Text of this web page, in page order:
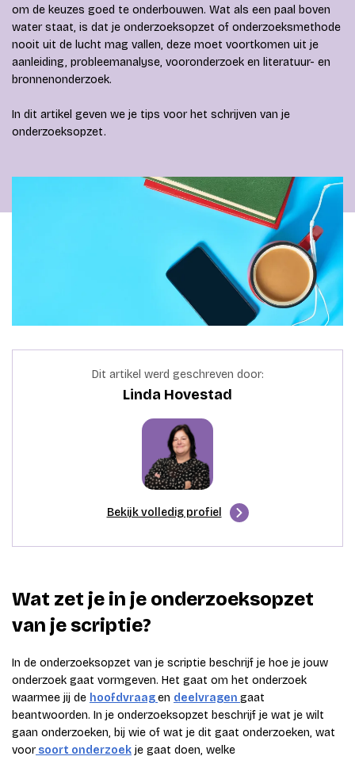
om de keuzes goed te onderbouwen. Wat als een paal boven
water staat, is dat je onderzoeksopzet of onderzoeksmethode
nooit uit de lucht mag vallen, deze moet voortkomen uit je
aanleiding, probleemanalyse, vooronderzoek en literatuur- en
bronnenonderzoek.
In dit artikel geven we je tips voor het schrijven van je
onderzoeksopzet.
Dit artikel werd geschreven door:
Linda Hovestad
Bekijk volledig profiel
Wat zet je in je onderzoeksopzet
van je scriptie?
In de onderzoeksopzet van je scriptie beschrijf je hoe je jouw
onderzoek gaat vormgeven. Het gaat om het onderzoek
waarmee jij de hoofdvraagen deelvragen gaat
beantwoorden. In je onderzoeksopzet beschrijf je wat je wilt
gaan onderzoeken, bij wie of wat je dit gaat onderzoeken, wat
voorsoort onderzoek je gaat doen, welke